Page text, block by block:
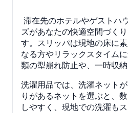
滞在先のホテルやゲストハ
ズがあなたの快適空間づく
す。スリッパは現地の床に
なる方やリラックスタイム
類の型崩れ防止や、一時収納
洗濯用品では、洗濯ネット
りがあるネットを選ぶと、
しやすく、現地での洗濯もス